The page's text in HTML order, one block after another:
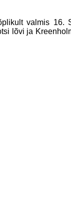
valmis 16.
lõvi ja